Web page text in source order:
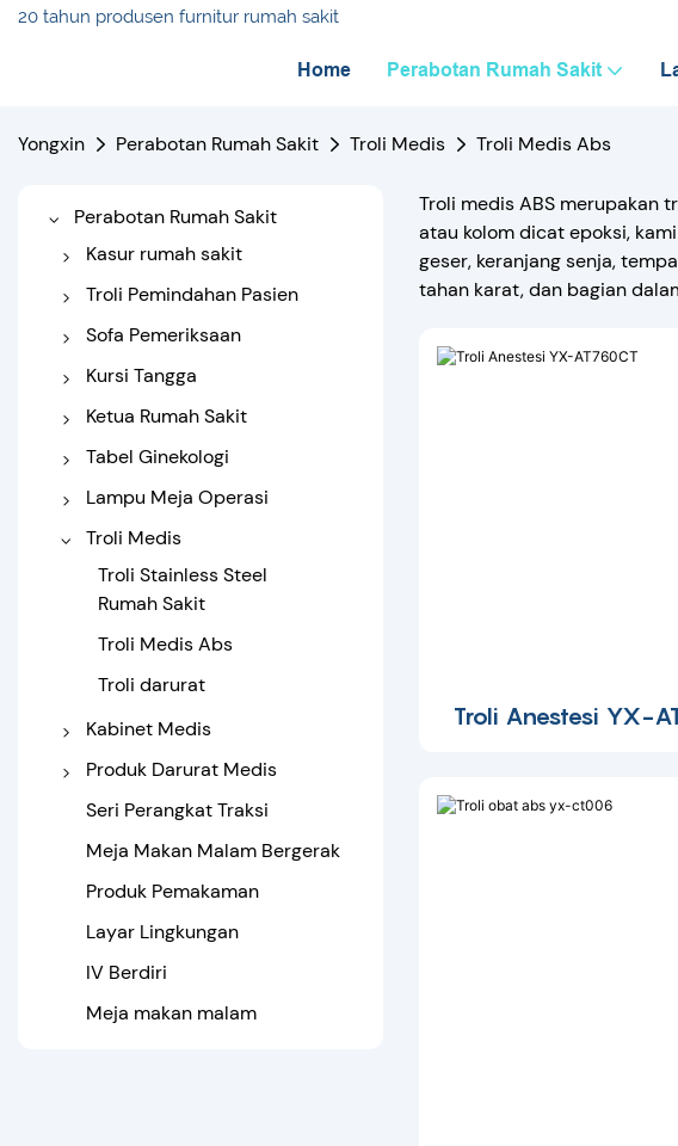
20 tahun produsen furnitur rumah sakit
Home Perabotan Rumah Sakit
Yongxin Perabotan Rumah Sakit Troli Medis Troli Medis Abs
Perabotan Rumah Sakit
Kasur rumah sakit
Tempat Tidur Rumah Sakit
Manual
Tempat Tidur Rumah Sakit
Bayi
Tempat Tidur Rumah Sakit
Anak
Tempat Tidur Rumah Sakit
Ortopedi
Tempat Tidur Traksi
Tempat tidur perawatan
Troli Pemindahan Pasien
Transfer troli
Troli Tandu
Sofa Pemeriksaan
Sofa Medis
Sofa Pemeriksaan Listrik
Kursi Tangga
Kursi Tangga Manual
Kursi Tangga Listrik
Ketua Rumah Sakit
Kursi Infus
Kursi Dialisis
Kursi Kursi Rumah Sakit
Kursi Tunggu Rumah Sakit
Tabel Ginekologi
Tempat Tidur Pengiriman
Tabel Pemeriksaan
Ginekologi
Lampu Meja Operasi
Meja Operasi
Cahaya Bedah
Troli Medis
Troli Stainless Steel
Rumah Sakit
Troli Medis Abs
Troli darurat
Kabinet Medis
Kabinet samping tempat
Produk Darurat Medis
Tandu Lipat
Tandu Ambulans
Sendok Tandu
Belat Medis
Seri Perangkat Traksi
Meja Makan Malam Bergerak
Produk Pemakaman
Layar Lingkungan
IV Berdiri
Meja makan malam
Troli medis ABS merupakan
atau kolom dicat epoksi,
geser, keranjang senja,
tahan karat, dan bagian
Troli Anestesi YX-